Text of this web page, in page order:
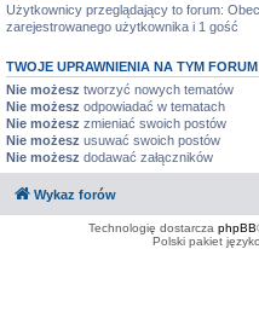
Użytkownicy przeglądający to forum:
zarejestrowanego użytkownika i 1 gość
TWOJE UPRAWNIENIA NA TYM FORUM
Nie możesz tworzyć nowych tematów
Nie możesz odpowiadać w tematach
Nie możesz zmieniać swoich postów
Nie możesz usuwać swoich postów
Nie możesz dodawać załączników
Wykaz forów
Technologię dostarcza phpBB
Polski pakiet